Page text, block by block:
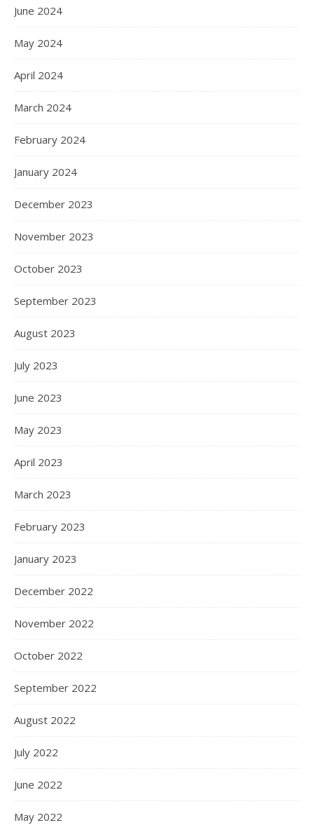
June 2024
May 2024
April 2024
March 2024
February 2024
January 2024
December 2023
November 2023
October 2023
September 2023
August 2023
July 2023
June 2023
May 2023
April 2023
March 2023
February 2023
January 2023
December 2022
November 2022
October 2022
September 2022
August 2022
July 2022
June 2022
May 2022